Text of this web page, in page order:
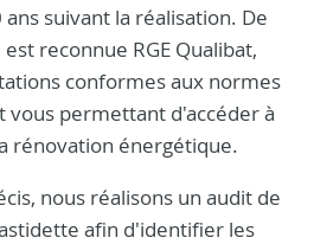
suivant la réalisation. De
reconnue RGE Qualibat,
conformes aux normes
permettant d'accéder à
rénovation énergétique.
nous réalisons un audit de
afin d'identifier les